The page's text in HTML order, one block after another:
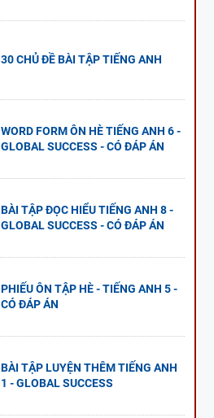
30 CHỦ ĐỀ BÀI TẬP TIẾNG ANH
WORD FORM ÔN HÈ TIẾNG ANH 6 -
GLOBAL SUCCESS - CÓ ĐÁP ÁN
BÀI TẬP ĐỌC HIỂU TIẾNG ANH 8 -
GLOBAL SUCCESS - CÓ ĐÁP ÁN
PHIẾU ÔN TẬP HÈ - TIẾNG ANH 5 -
CÓ ĐÁP ÁN
BÀI TẬP LUYỆN THÊM TIẾNG ANH
1 - GLOBAL SUCCESS